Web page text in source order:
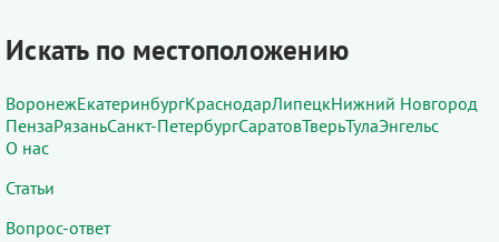
Искать по местоположению
ВоронежЕкатеринбургКраснодарЛипецкНижний Новгород
ПензаРязаньСанкт-ПетербургСаратовТверьТулаЭнгельс
О нас
Статьи
Вопрос-ответ